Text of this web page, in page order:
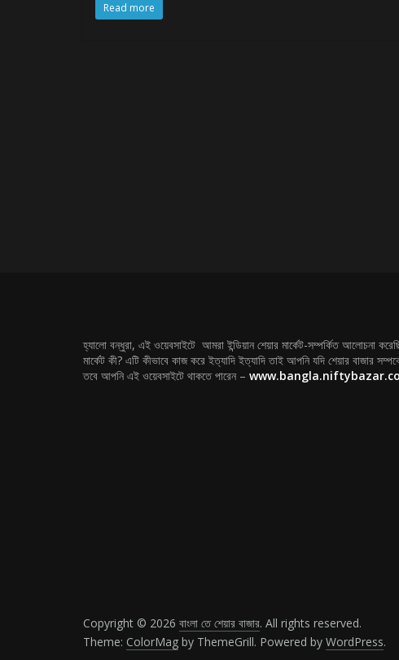
Read more
হ্যালো বন্ধুরা, এই ওয়েবসাইটে আমরা ইন্ডিয়ান শেয়ার মার্কেট-সম্পর্কিত আলোচনা
মার্কেট কী? এটি কীভাবে কাজ করে ইত্যাদি ইত্যাদি তাই আপনি যদি শেয়ার বাজার
তবে আপনি এই ওয়েবসাইটে থাকতে পারেন –
Copyright © 2026 বাংলা তে শেয়ার বাজার. All rights reserved.
Theme: ColorMag by ThemeGrill. Powered by WordPress.